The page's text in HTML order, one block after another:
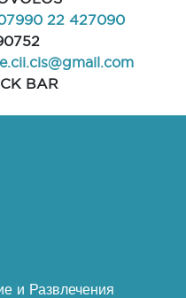
22 427090
BAR
и Развлечения